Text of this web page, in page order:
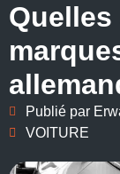
Publié par
VOITURE